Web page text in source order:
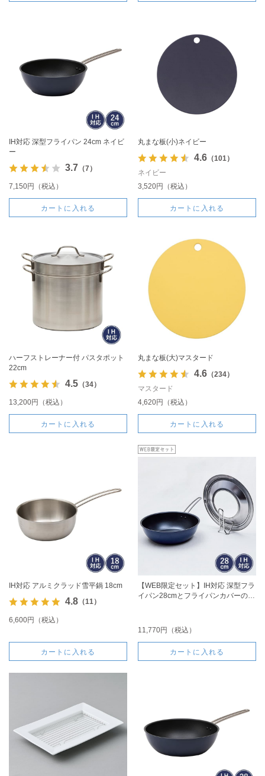
IH対応 深型フライパン 24cm ネイビ
ー
3.7 （7）
7,150円（税込）
カートに入れる
丸まな板(小)ネイビー
4.6（101）
ネイビー
3,520円（税込）
カートに入れる
ハーフストレーナー付 パスタポット
22cm
4.5（34）
13,200円（税込）
カートに入れる
丸まな板(大)マスタード
4.6（234）
マスタード
4,620円（税込）
カートに入れる
IH対応 アルミクラッド雪平鍋 18cm
4.8（11）
6,600円（税込）
カートに入れる
【WEB限定セット】IH対応 深型フラ
イパン28cmとフライパンカバーのセ
11,770円（税込）
カートに入れる